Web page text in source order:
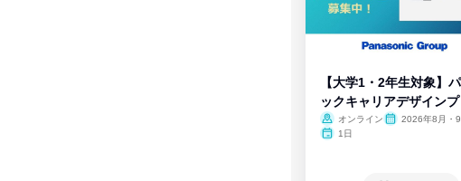
【大学1・2年生対象】
ックキャリアデザイン
ム
オンライン
2026年8月・9
1日